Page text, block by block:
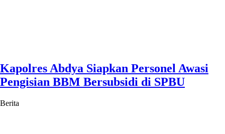
Kapolres Abdya Siapkan Personel Awasi
Pengisian BBM Bersubsidi di SPBU
Berita